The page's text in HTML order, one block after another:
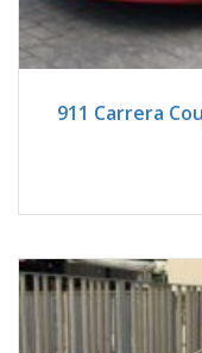
911 Carrera